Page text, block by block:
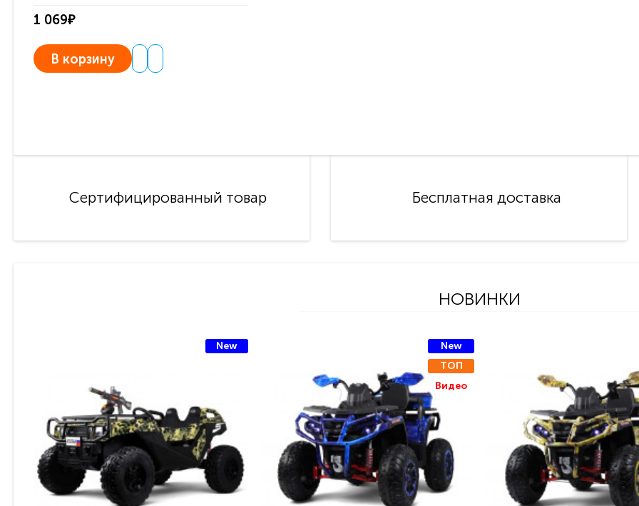
1 069₽
В корзину
Сертифицированный товар Бесплатная доставка
НОВИНКИ
New
New
ТОП
Видео